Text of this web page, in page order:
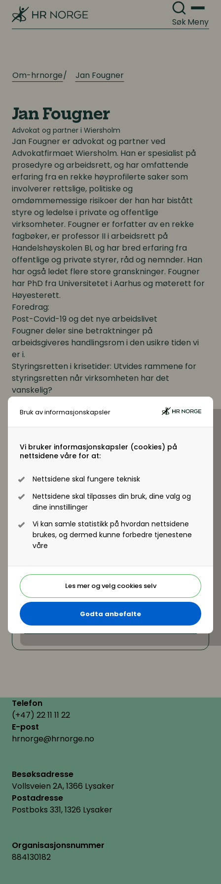
Bruk av informasjonskapsler
Vi bruker informasjonskapsler (cookies) på
nettsidene våre for at:
Nettsidene skal fungere teknisk
Nettsidene skal tilpasses din bruk, dine valg og
dine innstillinger
Vi kan samle statistikk på hvordan nettsidene
brukes, og dermed kunne forbedre tjenestene
våre
Les mer og velg cookies selv
Godta anbefalte
SøkMeny
Om-hrnorge Jan Fougner
Jan Fougner
Advokat og partner i Wiersholm
Jan Fougner er advokat og partner ved
Advokatfirmaet Wiersholm. Han er spesialist på
prosedyre og arbeidsrett, og har omfattende
erfaring fra en rekke høyprofilerte saker som
involverer rettslige, politiske og
omdømmemessige risikoer der han har bistått
styre og ledelse i private og offentlige
virksomheter. Fougner er forfatter av en rekke
fagbøker, er professor II i arbeidsrett på
Handelshøyskolen BI, og har bred erfaring fra
offentlige og private styrer, råd og nemnder. Han
har også ledet flere store granskninger. Fougner
har PhD fra Universitetet i Aarhus og møterett for
Høyesterett.
Foredrag:
Post-Covid-19 og det nye arbeidslivet
Fougner deler sine betraktninger på
arbeidsgiveres handlingsrom i den usikre tiden vi
er i.
Styringsretten i krisetider: Utvides rammene for
styringsretten når virksomheten har det
vanskelig?
styringsretten, som følge av virksomhetenes
behov for omstilling?
Kontor eller hjemmekontor - kan arbeidstaker
selv velge?
Telefon
(+47) 22 11 11 22
E-post
hrnorge@hrnorge.no
Besøksadresse
Vollsveien 2A, 1366 Lysaker
Postadresse
Postboks 331, 1326 Lysaker
Organisasjonsnummer
884130182